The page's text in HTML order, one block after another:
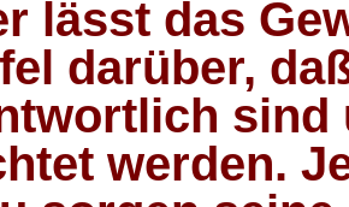
lässt das
darüber,
sind
werden.